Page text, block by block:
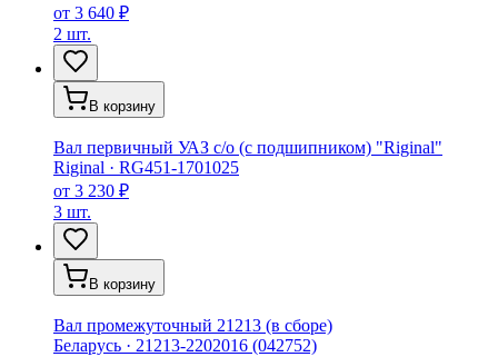
от 3 640 ₽
2 шт.
В корзину
Вал первичный УАЗ с/о (с подшипником) "Riginal"
Riginal · RG451-1701025
от 3 230 ₽
3 шт.
В корзину
Вал промежуточный 21213 (в сборе)
Беларусь · 21213-2202016 (042752)